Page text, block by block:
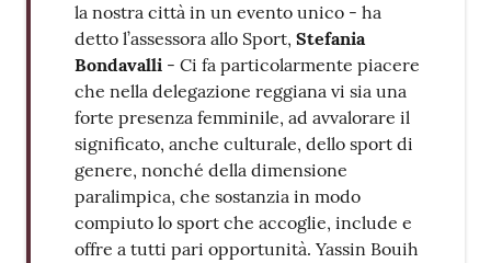
la nostra città in un evento unico - ha
detto l’assessora allo Sport, Stefania
Bondavalli - Ci fa particolarmente piacere
che nella delegazione reggiana vi sia una
forte presenza femminile, ad avvalorare il
significato, anche culturale, dello sport di
genere, nonché della dimensione
paralimpica, che sostanzia in modo
compiuto lo sport che accoglie, include e
offre a tutti pari opportunità. Yassin Bouih